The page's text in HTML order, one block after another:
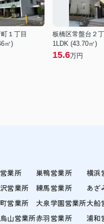
１丁目
㎡)
板橋区常盤台２
1LDK (43.70㎡)
15.6万円
業所
営業所
営業所
山営業所
巣鴨営業所
練馬営業所
大泉学園営業所
赤羽営業所
横浜
あざ
大船
浦和